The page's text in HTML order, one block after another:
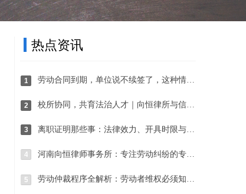
劳动合同到期，单位说不续签了，这种情况有赔偿吗？
校所协同，共育法治人才｜向恒律所与信阳学院社会科学学院达成战略合作
离职证明那些事：法律效力、开具时限与常见纠纷处理
河南向恒律师事务所：专注劳动纠纷的专业法律服务团队
劳动仲裁程序全解析：劳动者维权必须知道的关键步骤
热点资讯